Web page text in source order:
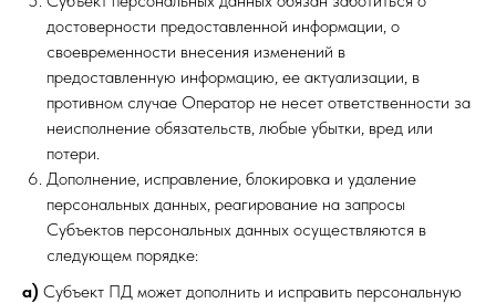
достоверности предоставленной информации, о
своевременности внесения изменений в
предоставленную информацию, ее актуализации, в
противном случае Оператор не несет ответственности за
неисполнение обязательств, любые убытки, вред или
потери.
Дополнение, исправление, блокировка и удаление
персональных данных, реагирование на запросы
Субъектов персональных данных осуществляются в
следующем порядке:
а) Субъект ПД может дополнить и исправить персональную